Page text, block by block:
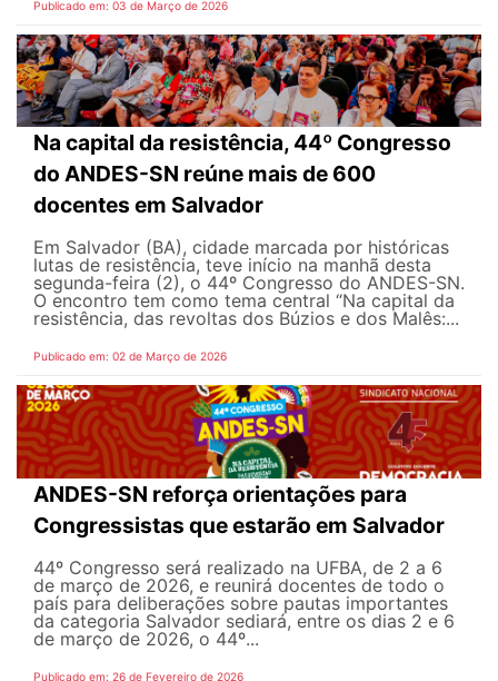
Publicado em: 03 de Março de 2026
Na capital da resistência, 44º Congresso
do ANDES-SN reúne mais de 600
docentes em Salvador
Em Salvador (BA), cidade marcada por históricas
lutas de resistência, teve início na manhã desta
segunda-feira (2), o 44º Congresso do ANDES-SN.
O encontro tem como tema central “Na capital da
resistência, das revoltas dos Búzios e dos Malês:...
Publicado em: 02 de Março de 2026
ANDES-SN reforça orientações para
Congressistas que estarão em Salvador
44º Congresso será realizado na UFBA, de 2 a 6
de março de 2026, e reunirá docentes de todo o
país para deliberações sobre pautas importantes
da categoria Salvador sediará, entre os dias 2 e 6
de março de 2026, o 44º...
Publicado em: 26 de Fevereiro de 2026